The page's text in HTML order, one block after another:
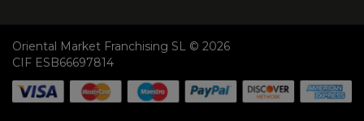
Oriental Market Franchising SL © 2026
CIF ESB66697814